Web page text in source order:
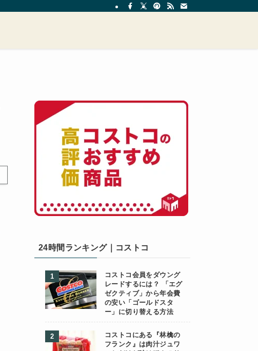
24時間ランキング｜コストコ
コストコ会員をダウング
レードするには？ 「エグ
ゼクティブ」から年会費
の安い「ゴールドスタ
ー」に切り替える方法
コストコにある『林檎の
フランク』は肉汁ジュワ